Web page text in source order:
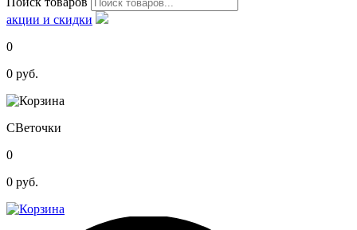
акции и скидки
0
0 руб.
СВеточки
0
0 руб.